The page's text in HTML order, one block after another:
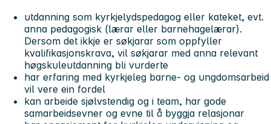
utdanning som kyrkjelydspedagog eller kateket, evt.
anna pedagogisk (lærar eller barnehagelærar).
Dersom det ikkje er søkjarar som oppfyller
kvalifikasjonskrava, vil søkjarar med anna relevant
høgskuleutdanning bli vurderte
har erfaring med kyrkjeleg barne- og ungdomsarbeid
vil vere ein fordel
kan arbeide sjølvstendig og i team, har gode
samarbeidsevner og evne til å byggja relasjonar